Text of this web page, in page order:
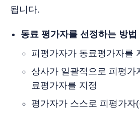
됩니다.
동료 평가자를 선정하는 방법
피평가자가 동료평가자를
상사가 일괄적으로 피평가
료평가자를 지정
평가자가 스스로 피평가자